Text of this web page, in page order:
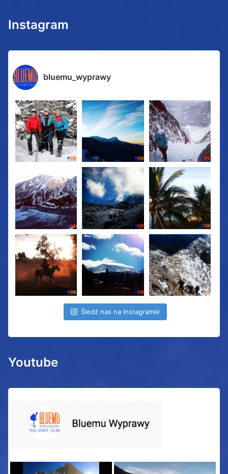
Instagram
bluemu_wyprawy
Śledź nas na Instagramie
Youtube